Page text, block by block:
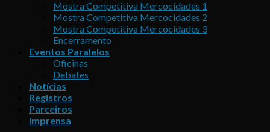
Mostra Competitiva Mercocidades 1
Mostra Competitiva Mercocidades 2
Mostra Competitiva Mercocidades 3
Encerramento
Eventos Paralelos
Oficinas
Debates
Notícias
Registros
Parceiros
Imprensa